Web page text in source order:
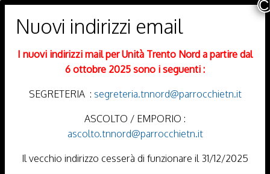
Trento Nord
DIOCESI DI TRENTO
I nuovi indirizzi mail per Unità Trento Nord a partire dal
6 ottobre 2025 sono i seguenti :
SEGRETERIA : segreteria.tnnord@parrocchietn.it
ASCOLTO / EMPORIO :
ascolto.tnnord@parrocchietn.it
Il vecchio indirizzo cesserà di funzionare il 31/12/2025